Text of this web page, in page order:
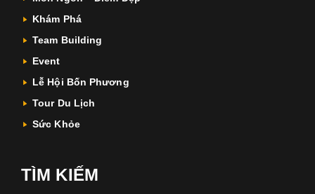
Khám Phá
Team Building
Event
Lễ Hội Bốn Phương
Tour Du Lịch
Sức Khỏe
TÌM KIẾM